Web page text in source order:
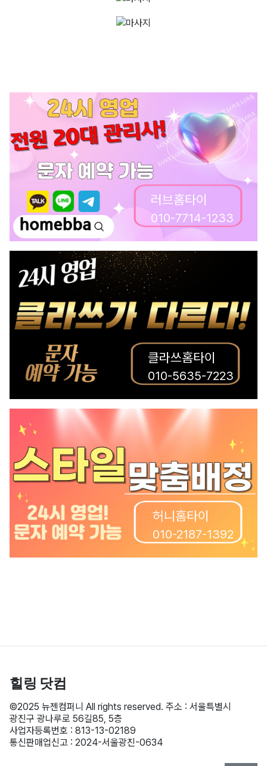
러브홈타이
010-7714-1233
클라쓰홈타이
010-5635-7223
허니홈타이
010-2187-1392
힐링 닷컴
©2025 뉴젠컴퍼니 All rights reserved. 주소 : 서울특별시
광진구 광나루로 56길85, 5층
사업자등록번호 : 813-13-02189
통신판매업신고 : 2024-서울광진-0634